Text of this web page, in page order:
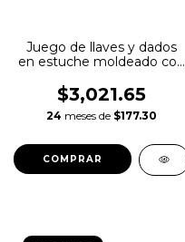
Juego de llaves y dados
en estuche moldeado con
$3,021.65
24 meses de $177.30